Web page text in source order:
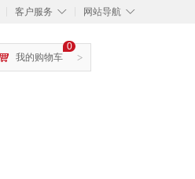
◇
客户服务 ◇
网站导航
>
0
我的购物车